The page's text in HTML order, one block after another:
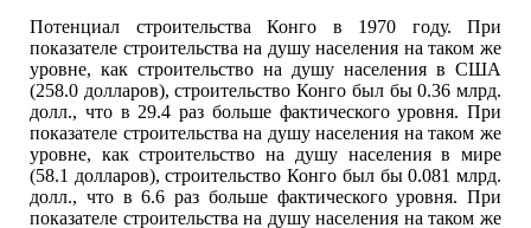
Потенциал строительства Конго в 1970 году. При
показателе строительства на душу населения на таком же
уровне, как строительство на душу населения в США
(258.0 долларов), строительство Конго был бы 0.36 млрд.
долл., что в 29.4 раз больше фактического уровня. При
показателе строительства на душу населения на таком же
уровне, как строительство на душу населения в мире
(58.1 долларов), строительство Конго был бы 0.081 млрд.
долл., что в 6.6 раз больше фактического уровня. При
показателе строительства на душу населения на таком же